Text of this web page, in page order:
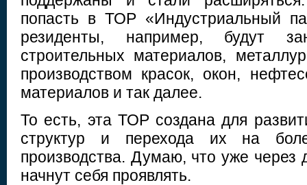
попасть в ТОР «Индустриальный
резиденты, например, будут
строительных материалов,
производством красок, окон,
материалов и так далее.
То есть, эта ТОР создана для
структур и перехода их на
производства. Думаю, что уже через
начнут себя проявлять.